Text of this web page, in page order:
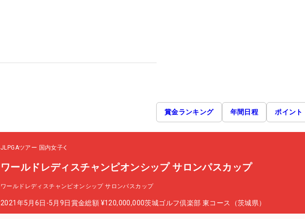
賞金ランキング 年間日程 ポイント
JLPGAツアー 国内女子
ワールドレディスチャンピオンシップ サロンパスカップ
ワールドレディスチャンピオンシップ サロンパスカップ
2021年5月6日-5月9日賞金総額 ¥120,000,000茨城ゴルフ倶楽部 東コース（茨城県）